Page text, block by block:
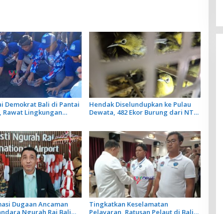
Demokrat Bali di Pantai
Rawat Lingkungan
Hendak Diselundupkan ke Pulau
Dewata, 482 Ekor Burung dari NTB
Dugaan Ancaman
Ngurah Rai Bali
Tingkatkan Keselamatan
Pelayaran, Ratusan Pelaut di Bali